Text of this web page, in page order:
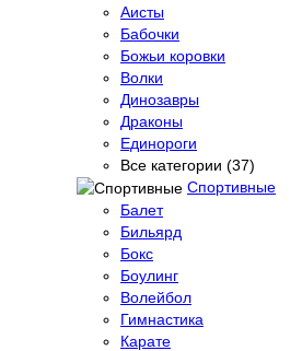
Аисты
Бабочки
Божьи коровки
Волки
Динозавры
Драконы
Единороги
Все категории (37)
Спортивные
Балет
Бильярд
Бокс
Боулинг
Волейбол
Гимнастика
Карате